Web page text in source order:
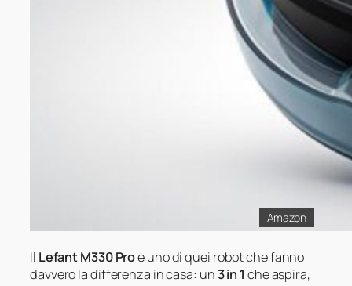
Amazon
Il Lefant M330 Proè uno di quei robot che fanno
davvero la differenza in casa: un3 in 1 che aspira,